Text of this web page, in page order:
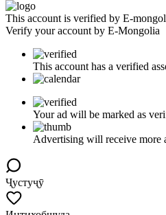
This account is verified by E-
Verify your account by E-Mongolia
This account has a verified
Your ad will be marked as
Advertising will receive more
Ҷустуҷӯ